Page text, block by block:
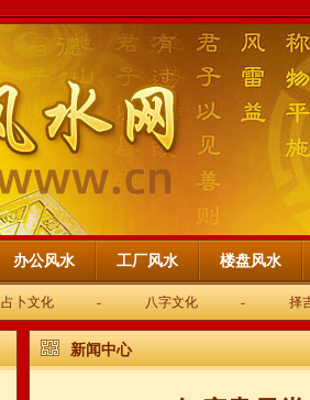
办公风水 工厂风水 楼盘风水
占卜文化 - 八字文化 - 择
新闻中心